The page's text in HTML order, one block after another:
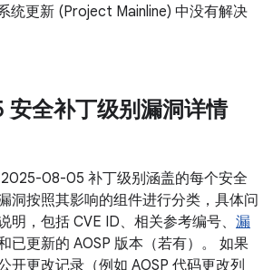
统更新 (Project Mainline) 中没有解决
全补丁级别漏洞详情
08-05 补丁级别涵盖的每个安全
洞按照其影响的组件进行分类，具体问
明，包括 CVE ID、相关参考编号、 漏
已更新的 AOSP 版本（若有）。 如果
开更改记录（例如 AOSP 代码更改列